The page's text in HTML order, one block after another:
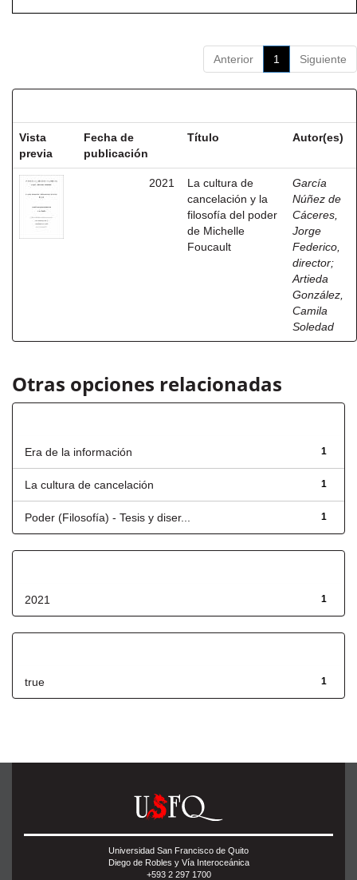
Anterior 1 Siguiente
Vista
previa
Fecha de
publicación
Título Autor(es)
2021
La cultura de
cancelación y la
filosofía del poder
de Michelle
Foucault
García
Núñez de
Cáceres,
Jorge
Federico,
director;
Artieda
González,
Camila
Soledad
Otras opciones relacionadas
1
Era de la información
1
La cultura de cancelación
1
Poder (Filosofía) - Tesis y diser...
1
2021
1
true
Universidad San Francisco de Quito
Diego de Robles y Vía Interoceánica
+593 2 297 1700